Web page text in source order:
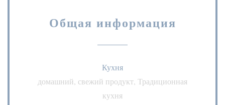
Общая информация
Кухня
домашний, свежий продукт, Традиционная
кухня